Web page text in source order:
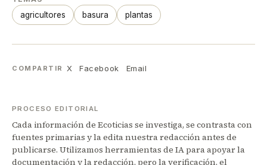
agricultores basura plantas
COMPARTIR X Facebook Email
PROCESO EDITORIAL
Cada información de Ecoticias se investiga, se contrasta con
fuentes primarias y la edita nuestra redacción antes de
publicarse. Utilizamos herramientas de IA para apoyar la
documentación y la redacción, pero la verificación, el